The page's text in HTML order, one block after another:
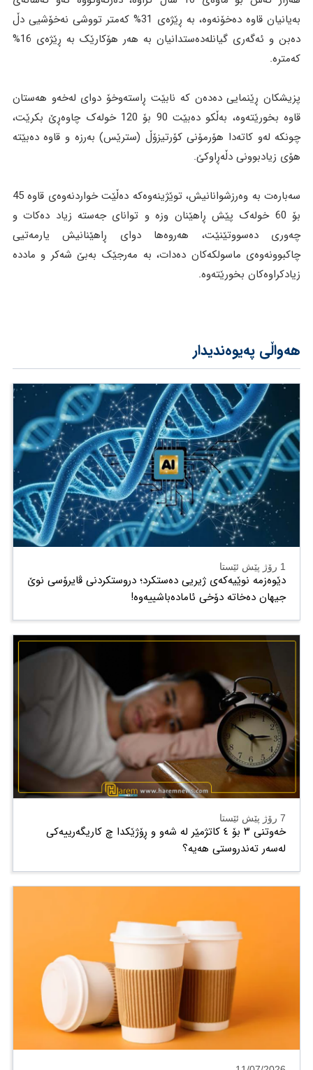
بەیانیان قاوە دەخۆنەوە، بە ڕێژەی 31% کەمتر تووشی نەخۆشیی دڵ
دەبن و ئەگەری گیانلەدەستدانیان بە هەر هۆکارێک بە ڕێژەی 16%
کەمترە.
پزیشکان ڕێنمایی دەدەن کە نابێت ڕاستەوخۆ دوای لەخەو هەستان
قاوە بخورێتەوە، بەڵکو دەبێت 90 بۆ 120 خولەک چاوەڕێ بکرێت،
چونکە لەو کاتەدا هۆرمۆنی کۆرتیزۆڵ (سترێس) بەرزە و قاوە دەبێتە
هۆی زیادبوونی دڵەڕاوکێ.
سەبارەت بە وەرزشوانانیش، توێژینەوەکە دەڵێت خواردنەوەی قاوە 45
بۆ 60 خولەک پێش ڕاهێنان وزە و توانای جەستە زیاد دەکات و
چەوری دەسووتێنێت، هەروەها دوای ڕاهێنانیش یارمەتیی
چاکبوونەوەی ماسولکەکان دەدات، بە مەرجێک بەبێ شەکر و ماددە
زیادکراوەکان بخورێتەوە.
هەواڵی پەیوەندیدار
1 رۆژ پێش ئێستا
دێوەزمە نوێیەکەی ژیریی دەستکرد؛ دروستکردنی ڤایرۆسی نوێ
جیهان دەخاتە دۆخی ئامادەباشییەوە!
7 رۆژ پێش ئێستا
خەوتنی ٣ بۆ ٤ کاتژمێر لە شەو و ڕۆژێکدا چ کاریگەرییەکی
لەسەر تەندروستی هەیە؟